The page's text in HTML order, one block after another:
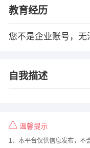
教育经历
您不是企业账号，无
自我描述
温馨提示
1、本平台仅供信息发布，不